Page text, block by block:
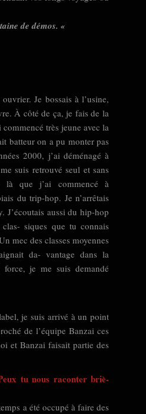
de démos. «
Je bossais à l’usine,
À côté de ça, je fais de la
très jeune avec la
batteur on a pu monter pas
2000, j’ai déménagé à
suis retrouvé seul et sans
là que j’ai commencé à
du trip-hop. Je n’arrêtais
J’écoutais aussi du hip-hop
siques que tu connais
mec des classes moyennes
da- vantage dans la
force, je me suis demandé
je suis arrivé à un point
de l’équipe Banzai ces
et Banzai faisait partie des
tu nous raconter briè-
a été occupé à faire des